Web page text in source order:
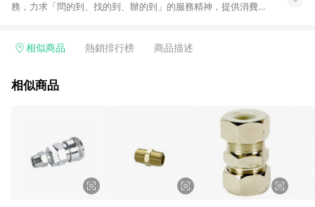
務，力求「問的到、找的到、辦的到」的服務精神，提供消費者
客找到居家修繕、佈置或裝潢時所需；另外，在各家分店內規劃
等各方面進行整合，提升服務質感，期望每一位來店顧客，能輕
結帳流程(Easy to buy)、每次到「特力屋」購物都能得到新的啟
發與靈感(Exciting experience)，同時持續提供消費者居家修繕
最佳解決方案，以創造優質居家環境為首要目標，成為消費者打
造幸福家園時的優先選擇。
相似商品 熱銷排行榜 商品描述
相似商品